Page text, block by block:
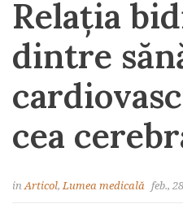
Relația
dintre
cea
inArticol,Lumea medicală feb.,